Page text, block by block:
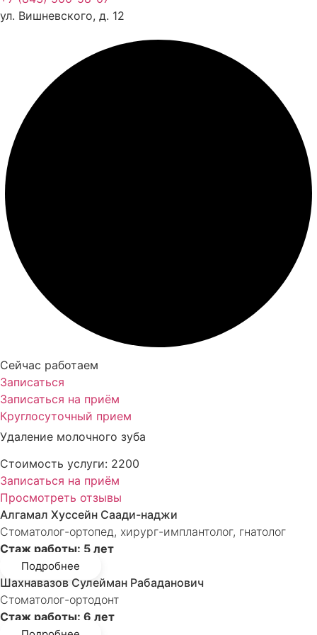
Документы
ул. Вишневского, д. 12
Сейчас работаем
Записаться
Записаться на приём
Круглосуточный прием
Удаление молочного зуба
Стоимость услуги: 2200
Записаться на приём
Просмотреть отзывы
Алгамал Хуссейн Саади-наджи
Стоматолог-ортопед, хирург-имплантолог, гнатолог
Стаж работы: 5 лет
Подробнее
Шахнавазов Сулейман Рабаданович
Стоматолог-ортодонт
Стаж работы: 6 лет